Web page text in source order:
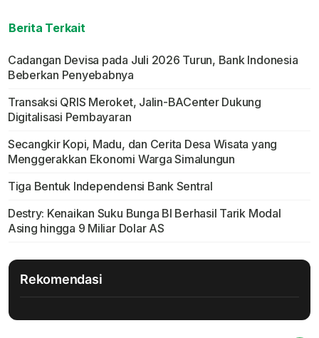
Berita Terkait
Cadangan Devisa pada Juli 2026 Turun, Bank Indonesia
Beberkan Penyebabnya
Transaksi QRIS Meroket, Jalin-BACenter Dukung
Digitalisasi Pembayaran
Secangkir Kopi, Madu, dan Cerita Desa Wisata yang
Menggerakkan Ekonomi Warga Simalungun
Tiga Bentuk Independensi Bank Sentral
Destry: Kenaikan Suku Bunga BI Berhasil Tarik Modal
Asing hingga 9 Miliar Dolar AS
Rekomendasi